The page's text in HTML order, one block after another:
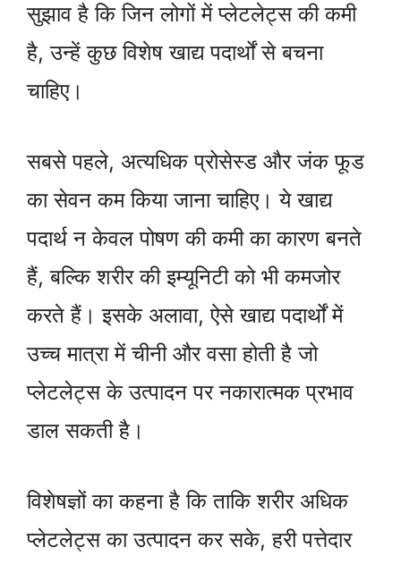
सुझाव है कि जिन लोगों में प्लेटलेट्स की कमी
है, उन्हें कुछ विशेष खाद्य पदार्थों से बचना
चाहिए।
सबसे पहले, अत्यधिक प्रोसेस्ड और जंक फूड
का सेवन कम किया जाना चाहिए। ये खाद्य
पदार्थ न केवल पोषण की कमी का कारण बनते
हैं, बल्कि शरीर की इम्यूनिटी को भी कमजोर
करते हैं। इसके अलावा, ऐसे खाद्य पदार्थों में
उच्च मात्रा में चीनी और वसा होती है जो
प्लेटलेट्स के उत्पादन पर नकारात्मक प्रभाव
डाल सकती है।
विशेषज्ञों का कहना है कि ताकि शरीर अधिक
प्लेटलेट्स का उत्पादन कर सके, हरी पत्तेदार